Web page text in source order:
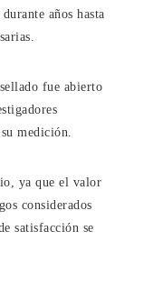
años hasta
fue abierto
medición.
ya que el valor
considerados
satisfacción se